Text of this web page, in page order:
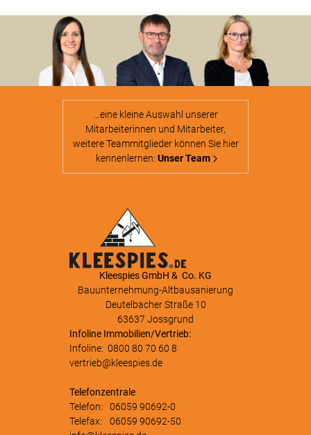
…eine kleine Auswahl unserer
Mitarbeiterinnen und Mitarbeiter,
weitere Teammitglieder können Sie hier
kennenlernen: Unser Team
Kleespies GmbH & Co. KG
Bauunternehmung-Altbausanierung
Deutelbacher Straße 10
63637 Jossgrund
Infoline Immobilien/Vertrieb:
Infoline: 0800 80 70 60 8
vertrieb@kleespies.de
Telefonzentrale
Telefon:
06059 90692-0
Telefax:
06059 90692-50